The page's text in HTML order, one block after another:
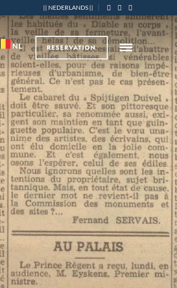
|| NEDERLANDS ||
RESERVATION
NL